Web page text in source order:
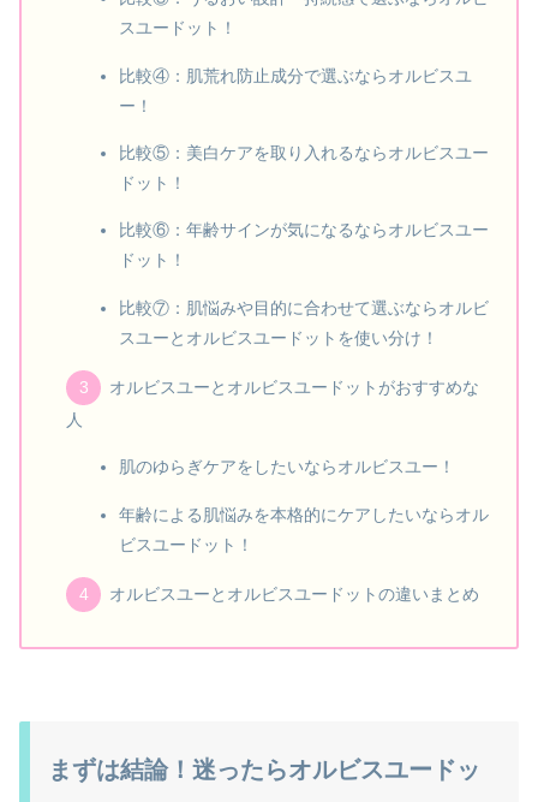
スユードット！
比較④：肌荒れ防止成分で選ぶならオルビスユ
ー！
比較⑤：美白ケアを取り入れるならオルビスユー
ドット！
比較⑥：年齢サインが気になるならオルビスユー
ドット！
比較⑦：肌悩みや目的に合わせて選ぶならオルビ
スユーとオルビスユードットを使い分け！
オルビスユーとオルビスユードットがおすすめな
人
肌のゆらぎケアをしたいならオルビスユー！
年齢による肌悩みを本格的にケアしたいならオル
ビスユードット！
オルビスユーとオルビスユードットの違いまとめ
まずは結論！迷ったらオルビスユードッ